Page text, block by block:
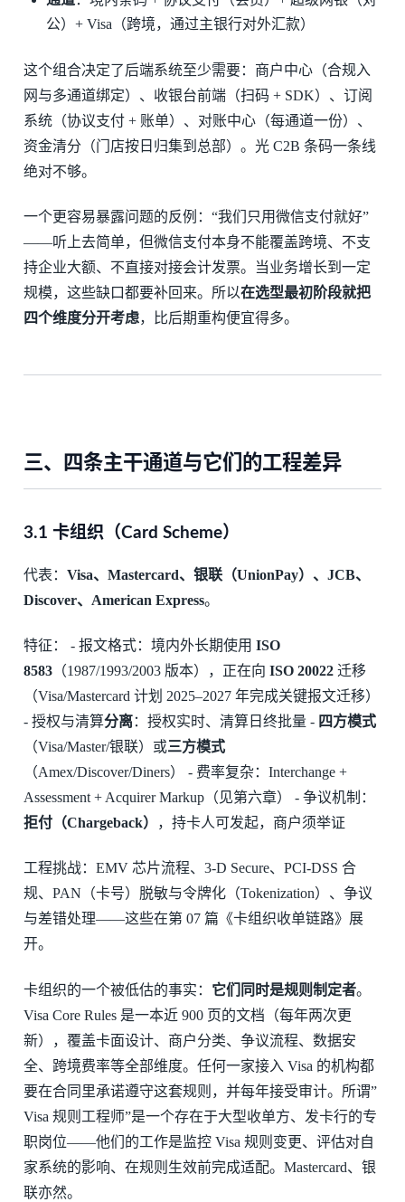
公）+ Visa（跨境，通过主银行对外汇款）
这个组合决定了后端系统至少需要：商户中心（合规入
网与多通道绑定）、收银台前端（扫码 + SDK）、订阅
系统（协议支付 + 账单）、对账中心（每通道一份）、
资金清分（门店按日归集到总部）。光 C2B 条码一条线
绝对不够。
一个更容易暴露问题的反例：“我们只用微信支付就好”
——听上去简单，但微信支付本身不能覆盖跨境、不支
持企业大额、不直接对接会计发票。当业务增长到一定
规模，这些缺口都要补回来。所以在选型最初阶段就把
四个维度分开考虑，比后期重构便宜得多。
三、四条主干通道与它们的工程差异
3.1 卡组织（Card Scheme）
代表： Visa、Mastercard、银联（UnionPay）、JCB、
Discover、American Express。
特征： - 报文格式：境内外长期使用 ISO
8583（1987/1993/2003 版本），正在向 ISO 20022迁移
（Visa/Mastercard 计划 2025–2027 年完成关键报文迁移）
- 授权与清算分离：授权实时、清算日终批量 - 四方模式
（Visa/Master/银联）或三方模式
（Amex/Discover/Diners） - 费率复杂：Interchange +
Assessment + Acquirer Markup（见第六章） - 争议机制：
拒付（Chargeback）
，持卡人可发起，商户须举证
工程挑战：EMV 芯片流程、3-D Secure、PCI-DSS 合
规、PAN（卡号）脱敏与令牌化（Tokenization）、争议
与差错处理——这些在第 07 篇《卡组织收单链路》展
开。
卡组织的一个被低估的事实： 它们同时是规则制定者。
Visa Core Rules 是一本近 900 页的文档（每年两次更
新），覆盖卡面设计、商户分类、争议流程、数据安
全、跨境费率等全部维度。任何一家接入 Visa 的机构都
要在合同里承诺遵守这套规则，并每年接受审计。所谓”
Visa 规则工程师”是一个存在于大型收单方、发卡行的专
职岗位——他们的工作是监控 Visa 规则变更、评估对自
家系统的影响、在规则生效前完成适配。Mastercard、银
联亦然。